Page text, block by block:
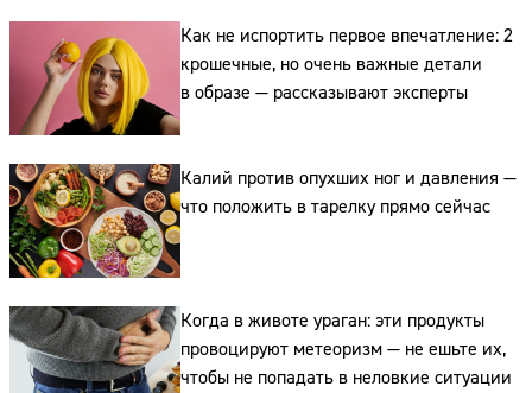
Как не испортить первое впечатление: 2
крошечные, но очень важные детали
в образе — рассказывают эксперты
Калий против опухших ног и давления —
что положить в тарелку прямо сейчас
Когда в животе ураган: эти продукты
провоцируют метеоризм — не ешьте их,
чтобы не попадать в неловкие ситуации
Адрес:
Телефон: